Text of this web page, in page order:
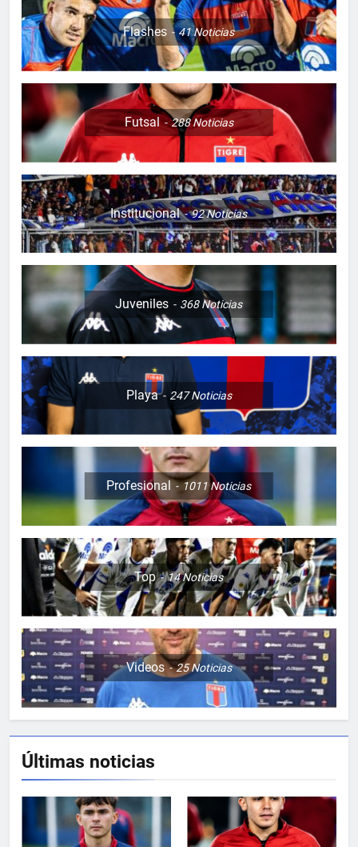
Flashes 41Noticias
Futsal 288Noticias
Institucional 92Noticias
Juveniles 368Noticias
Playa 247Noticias
Profesional 1011Noticias
Top 14Noticias
Videos 25Noticias
Últimas noticias
PROFESIONAL